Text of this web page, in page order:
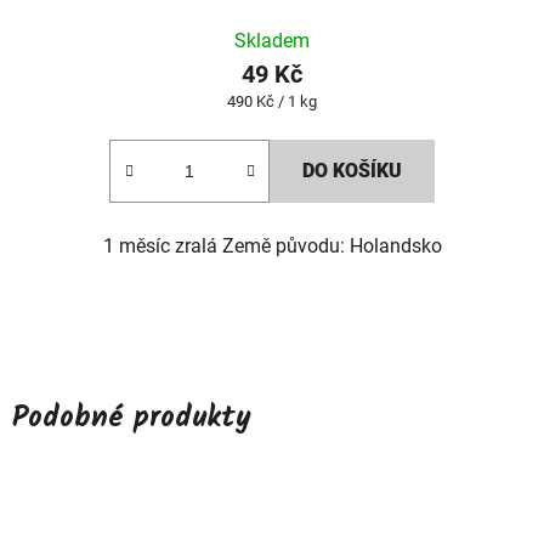
Skladem
49 Kč
Měrná
490 Kč / 1 kg
DO KOŠÍKU
1 měsíc zralá Země původu: Holandsko
Podobné produkty